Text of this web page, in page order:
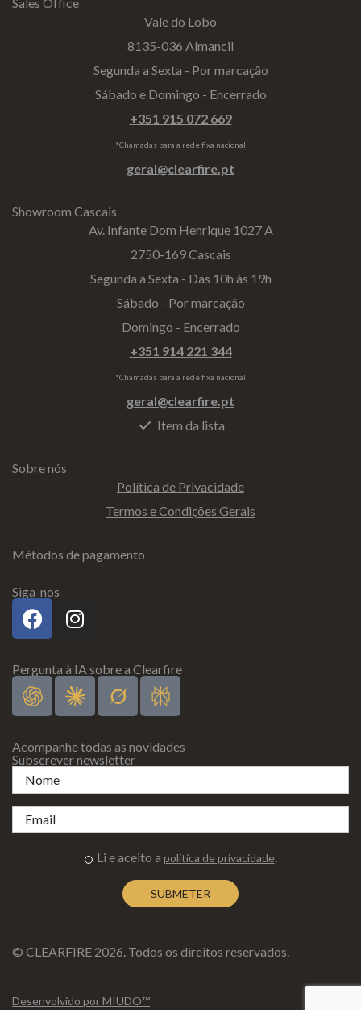
Sales Office
Vale do Lobo
8135-036 Almancil
Segunda a Sexta - Por marcação
Sábado e Domingo - Encerrado
+351 915 072 669
*Chamadas para a rede fixa nacional
geral@clearfire.pt
Showroom Cascais
Av. Infante Dom Henrique 1027 A
2750-169 Cascais
Segunda a Sexta - Das 10h às 19h
Sábado - Por marcação
Domingo - Encerrado
+351 914 221 344
*Chamadas para a rede fixa nacional
geral@clearfire.pt
Item da lista
Sobre nós
Política de Privacidade
Termos e Condições Gerais
Métodos de pagamento
Siga-nos
Pergunta à IA sobre a Clearfire
Acompanhe todas as novidades
Subscrever newsletter
Li e aceito a política de privacidade.
© CLEARFIRE 2026. Todos os direitos reservados.
Desenvolvido por MIUDO™